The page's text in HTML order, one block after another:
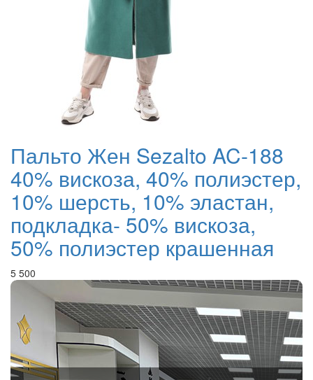
Пальто Жен Sezalto AC-188
40% вискоза, 40% полиэстер,
10% шерсть, 10% эластан,
подкладка- 50% вискоза,
50% полиэстер крашенная
5 500